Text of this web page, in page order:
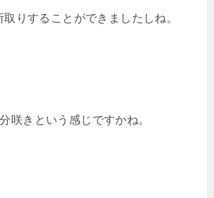
りすることができましたしね。
咲きという感じですかね。